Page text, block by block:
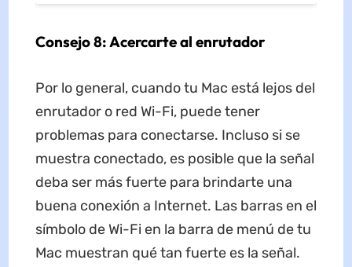
Consejo 8: Acercarte al enrutador
Por lo general, cuando tu Mac está lejos del
enrutador o red Wi-Fi, puede tener
problemas para conectarse. Incluso si se
muestra conectado, es posible que la señal
deba ser más fuerte para brindarte una
buena conexión a Internet. Las barras en el
símbolo de Wi-Fi en la barra de menú de tu
Mac muestran qué tan fuerte es la señal.